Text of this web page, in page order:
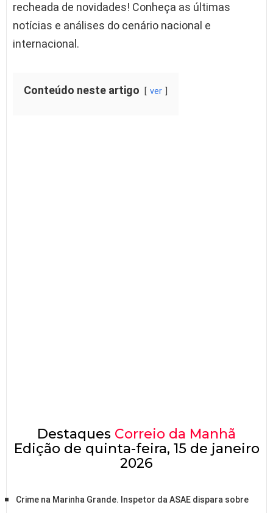
recheada de novidades! Conheça as últimas
notícias e análises do cenário nacional e
internacional.
Conteúdo neste artigo ver
Destaques Correio da Manhã
Edição de quinta-feira, 15 de janeiro
2026
Crime na Marinha Grande. Inspetor da ASAE dispara sobre